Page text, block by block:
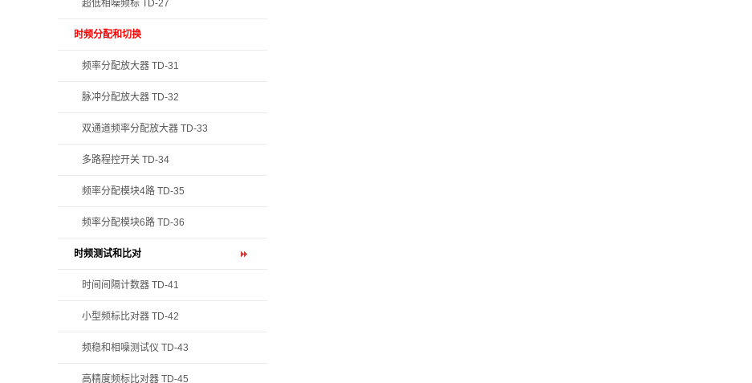
超低相噪频标 TD-27
时频分配和切换
频率分配放大器 TD-31
脉冲分配放大器 TD-32
双通道频率分配放大器 TD-33
多路程控开关 TD-34
频率分配模块4路 TD-35
频率分配模块6路 TD-36
时频测试和比对
时间间隔计数器 TD-41
小型频标比对器 TD-42
频稳和相噪测试仪 TD-43
高精度频标比对器 TD-45